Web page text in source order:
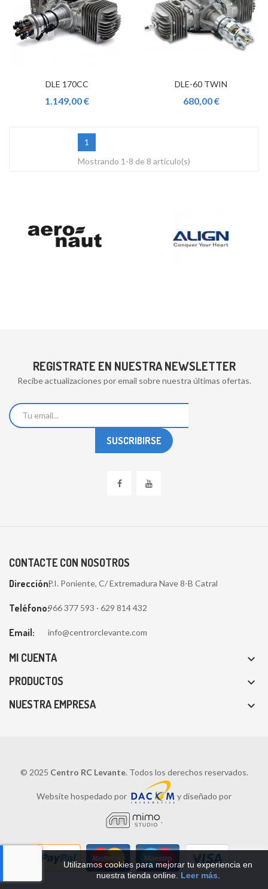
DLE 170CC
1.149,00 €
DLE-60 TWIN
680,00 €
1
Mostrando 1-8 de 8 artículo(s)
REGISTRATE EN NUESTRA NEWSLETTER
Recibe actualizaciones por email sobre nuestra últimas ofertas.
CONTACTE CON NOSOTROS
Dirección:P.I. Poniente, C/ Extremadura Nave 8-B Catral
Teléfono:966 377 593 · 629 814 432
Email: info@centrorclevante.com
MI CUENTA 
PRODUCTOS 
NUESTRA EMPRESA 
Utilizamos cookies para mejorar tu experiencia en
nuestra tienda online. Leer más
© 2025 Centro RC Levante. Todos los derechos reservados.
Website hospedado por y diseñado por
.